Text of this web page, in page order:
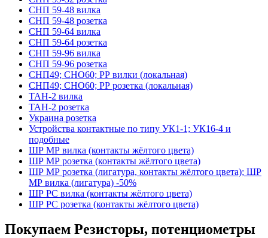
СНП 59-48 вилка
СНП 59-48 розетка
СНП 59-64 вилка
СНП 59-64 розетка
СНП 59-96 вилка
СНП 59-96 розетка
СНП49; СНО60; РР вилки (локальная)
СНП49; СНО60; РР розетка (локальная)
ТАН-2 вилка
ТАН-2 розетка
Украина розетка
Устройства контактные по типу УК1-1; УК16-4 и
подобные
ШР МР вилка (контакты жёлтого цвета)
ШР МР розетка (контакты жёлтого цвета)
ШР МР розетка (лигатура, контакты жёлтого цвета); ШР
МР вилка (лигатура) -50%
ШР РС вилка (контакты жёлтого цвета)
ШР РС розетка (контакты жёлтого цвета)
Покупаем Резисторы, потенциометры